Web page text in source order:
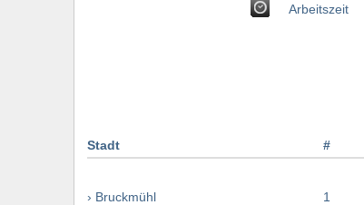
Arbeitszeit
Stadt #
› Bruckmühl 1